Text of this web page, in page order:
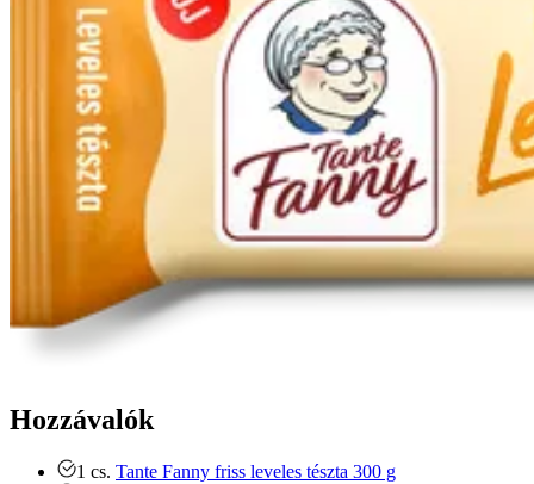
Hozzávalók
1 cs. Tante Fanny friss leveles tészta 300 g